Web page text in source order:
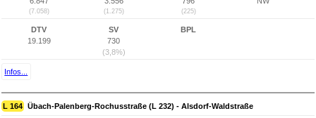
(7.058) (1.275) (225)
DTV
19.199
SV
730
(3,8%)
BPL
Infos...
L 164 Übach-Palenberg-Rochusstraße (L 232) - Alsdorf-Waldstraße